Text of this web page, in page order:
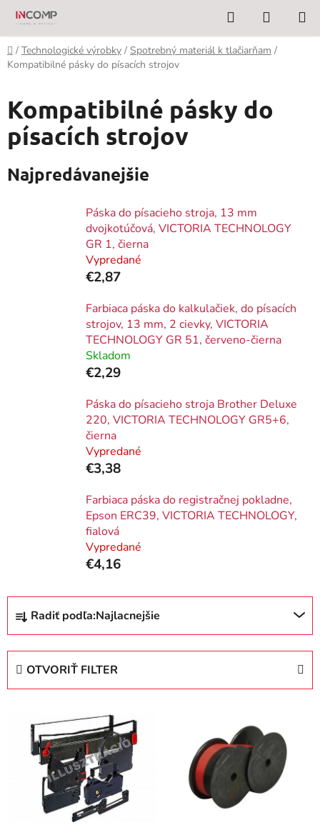
Prejsť
obsah
Hľadať
KOŠÍK
Domov
/ Technologické výrobky / Spotrebný materiál k tlačiarňam /
Kompatibilné pásky do písacích strojov
Kompatibilné pásky do
písacích strojov
Najpredávanejšie
Páska do písacieho stroja, 13 mm
dvojkotúčová, VICTORIA TECHNOLOGY
GR 1, čierna
Vypredané
€2,87
Farbiaca páska do kalkulačiek, do písacích
strojov, 13 mm, 2 cievky, VICTORIA
TECHNOLOGY GR 51, červeno-čierna
Skladom
€2,29
Páska do písacieho stroja Brother Deluxe
220, VICTORIA TECHNOLOGY GR5+6,
čierna
Vypredané
€3,38
Farbiaca páska do registračnej pokladne,
Epson ERC39, VICTORIA TECHNOLOGY,
fialová
Vypredané
€4,16
R
d
Radiť podľa:Najlacnejšie
OTVORIŤ FILTER